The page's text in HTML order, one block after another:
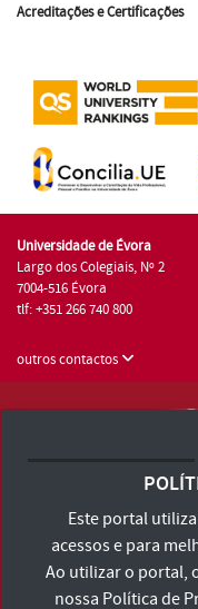
Acreditações e Certificações
Universidade de Évora
Largo dos Colegiais, Nº 2
7004-516 Évora
tlf: +351 266 740 800
outros contactos
Consulte os
Este portal
acessos e para
Ao utilizar o portal,
nossa Política de